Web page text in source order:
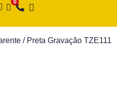
/ Preta Gravação TZE111